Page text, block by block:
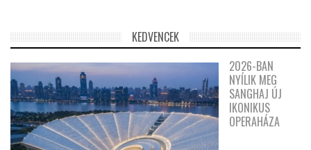
KEDVENCEK
2026-BAN
NYÍLIK MEG
SANGHAJ ÚJ
IKONIKUS
OPERAHÁZA